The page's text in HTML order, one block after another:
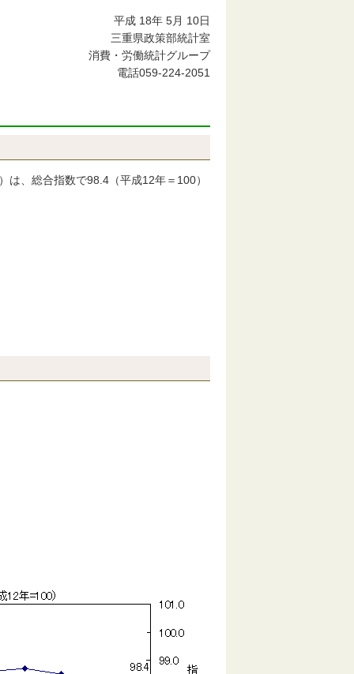
平成 18年 5月 10日
三重県政策部統計室
消費・労働統計グループ
電話059-224-2051
、総合指数で98.4（平成12年＝100）